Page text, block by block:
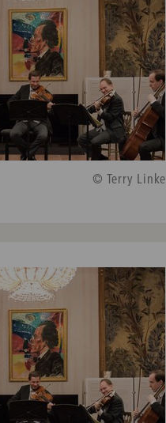
© Terry Linke